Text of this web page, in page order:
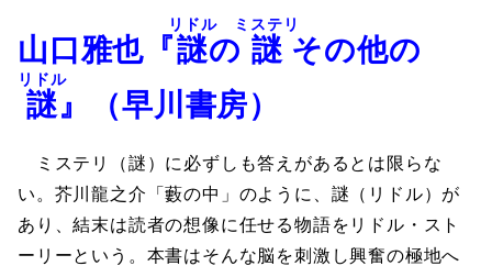
山口雅也『謎
リドル
の 謎
ミステリ
その他の
謎
リドル
』（早川書房）
ミステリ（謎）に必ずしも答えがあるとは限らな
い。芥川龍之介「藪の中」のように、謎（リドル）が
あり、結末は読者の想像に任せる物語をリドル・スト
ーリーという。本書はそんな脳を刺激し興奮の極地へ